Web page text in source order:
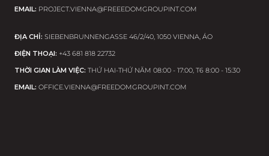
EMAIL: PROJECT.VIENNA@FREEEDOMGROUPINT.COM
ĐỊA CHỈ: SIEBENBRUNNENGASSE 46/2/40, 1050 VIENNA, ÁO
ĐIỆN THOẠI: +43 681 818 22732
THỜI GIAN LÀM VIỆC: THỨ HAI-THỨ NĂM 08:00 - 17:00, T6 8:00 - 15:30
EMAIL: OFFICE.VIENNA@FREEDOMGROUPINT.COM